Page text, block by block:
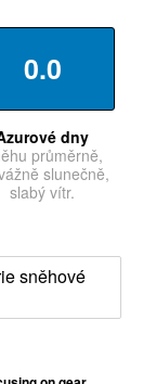
0.0
dny
průměrně,
slunečně,
slabý vítr.
sněhové